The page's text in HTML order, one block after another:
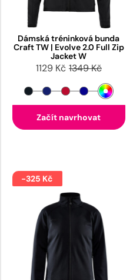
Dámská tréninková bunda
Craft TW | Evolve 2.0 Full Zip
Jacket W
1129 Kč 1349 Kč
Začít navrhovat
-325 Kč